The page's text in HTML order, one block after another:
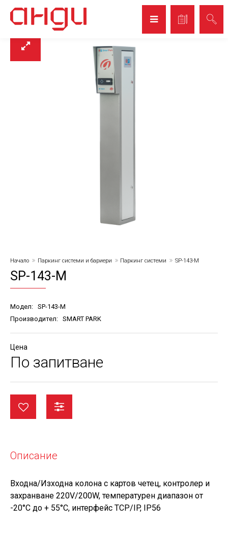
Начало Паркинг системи и бариери Паркинг системи SP-143-M
SP-143-M
Модел: SP-143-M
Производител: SMART PARK
Цена
По запитване
Описание
Входна/Изходна колона с картов четец, контролер и
захранване 220V/200W, температурен диапазон от
-20°С до + 55°С, интерфейс TCP/IP, ІР56